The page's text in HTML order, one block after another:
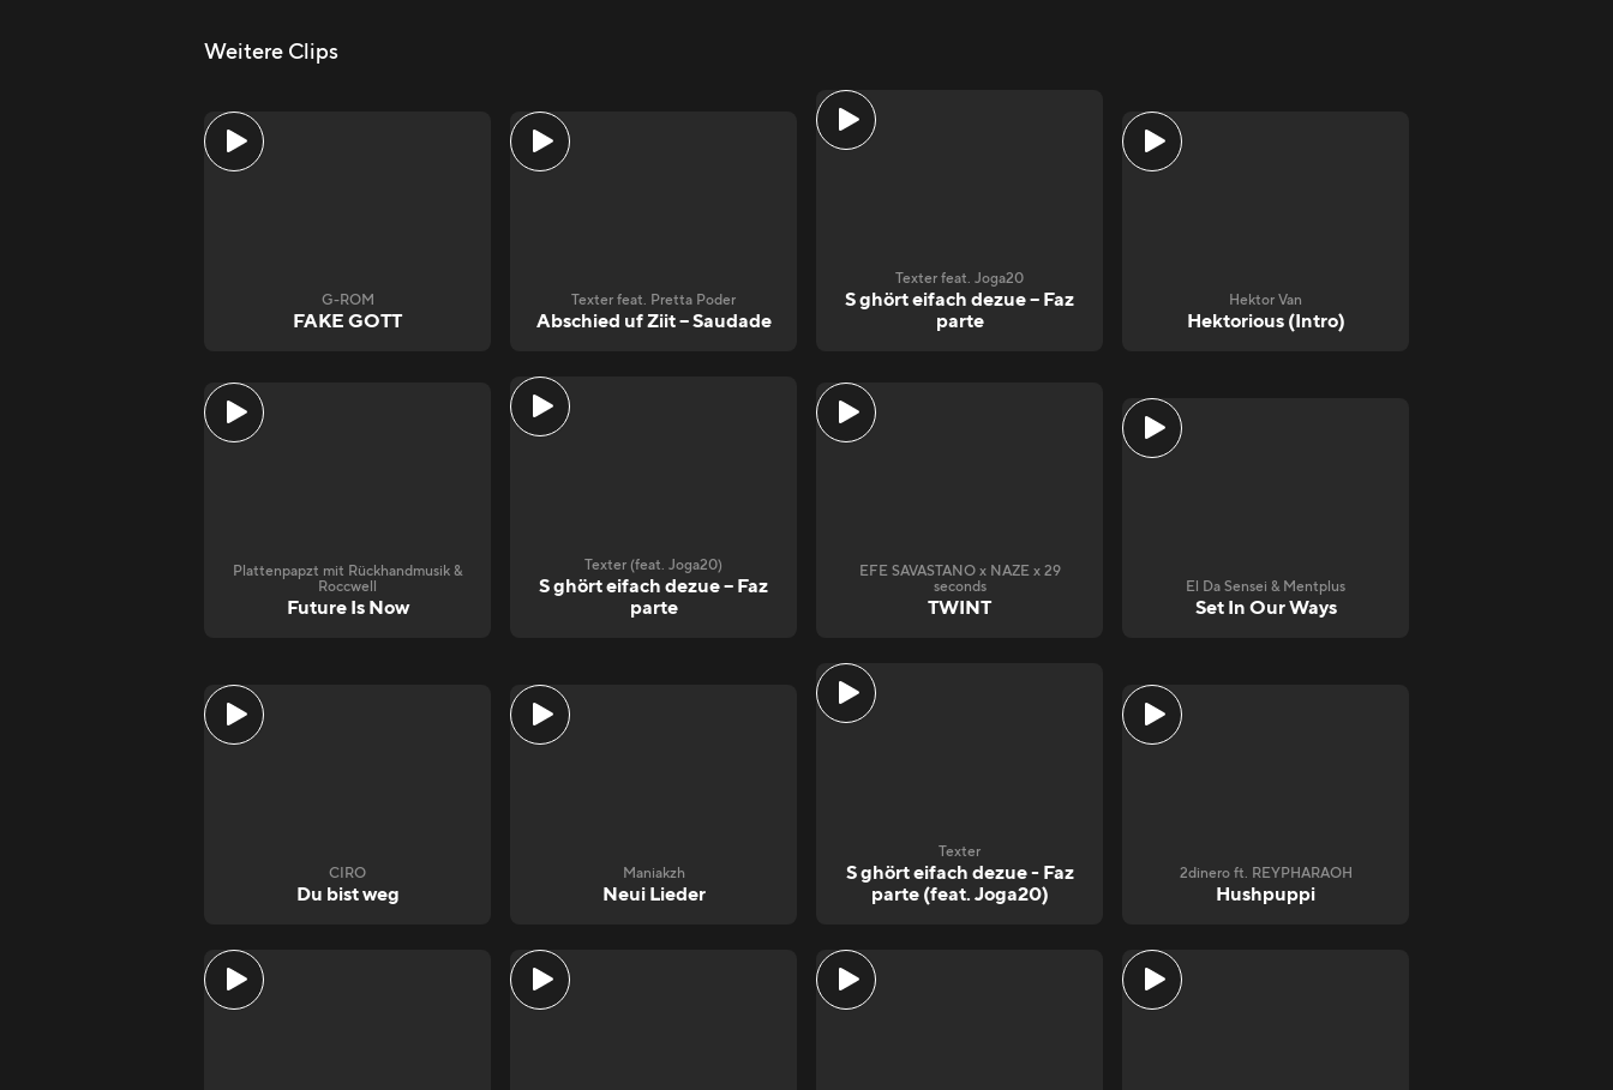
Weitere Clips
G-ROM
FAKE GOTT
Texter feat. Pretta Poder
Abschied uf Ziit – Saudade
Texter feat. Joga20
S ghört eifach dezue – Faz
parte
Hektor Van
Hektorious (Intro)
Plattenpapzt mit Rückhandmusik &
Roccwell
Future Is Now
Texter (feat. Joga20)
S ghört eifach dezue – Faz
parte
EFE SAVASTANO x NAZE x 29
seconds
TWINT
El Da Sensei & Mentplus
Set In Our Ways
CIRO
Du bist weg
Maniakzh
Neui Lieder
Texter
S ghört eifach dezue - Faz
parte (feat. Joga20)
2dinero ft. REYPHARAOH
Hushpuppi